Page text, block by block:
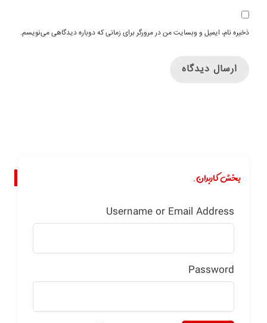
ذخیره نام، ایمیل و وبسایت من در مرورگر برای زمانی که دوباره دیدگاهی می‌نویسم.
بخش کاربران.
Username or Email Address
Password